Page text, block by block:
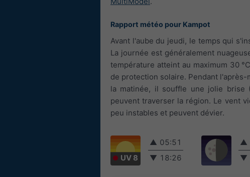
Rapport météo pour Kampot
Avant l'aube du jeudi, le temps qui
La journée est généralement
température atteint au maximum 30
de protection solaire. Pendant
la matinée, il souffle une jolie brise
peuvent traverser la région. Le vent
peu instables et peuvent dévier.
UV 8
▲ 05:51
▼ 18:26
▲
▼